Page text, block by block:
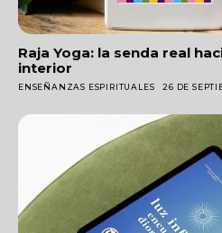
Raja Yoga: la senda real
interior
ENSEÑANZAS ESPIRITUALES 26 DE